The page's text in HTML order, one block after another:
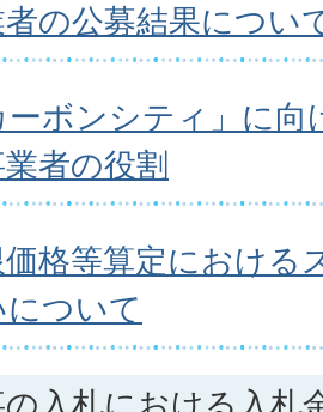
の公募結果につい
ーボンシティ」に
者の役割
格等算定における
ついて